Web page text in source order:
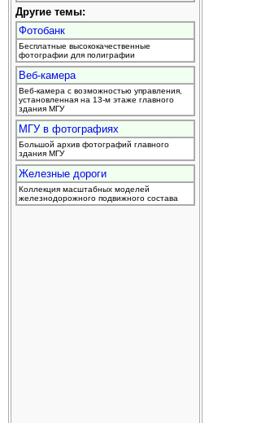
Другие темы:
Фотобанк
Бесплатные высококачественные
фотографии для полиграфии
Веб-камера
Веб-камера с возможностью управления,
установленная на 13-м этаже главного
здания МГУ
МГУ в фотографиях
Большой архив фотографий главного
здания МГУ
Железные дороги
Коллекция масштабных моделей
железнодорожного подвижного состава